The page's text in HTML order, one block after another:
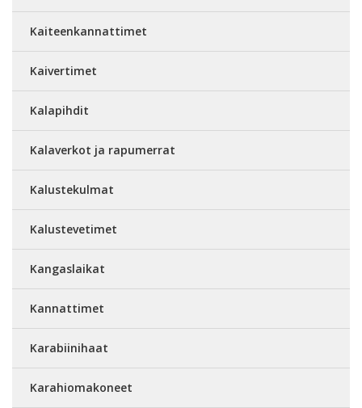
Kaiteenkannattimet
Kaivertimet
Kalapihdit
Kalaverkot ja rapumerrat
Kalustekulmat
Kalustevetimet
Kangaslaikat
Kannattimet
Karabiinihaat
Karahiomakoneet